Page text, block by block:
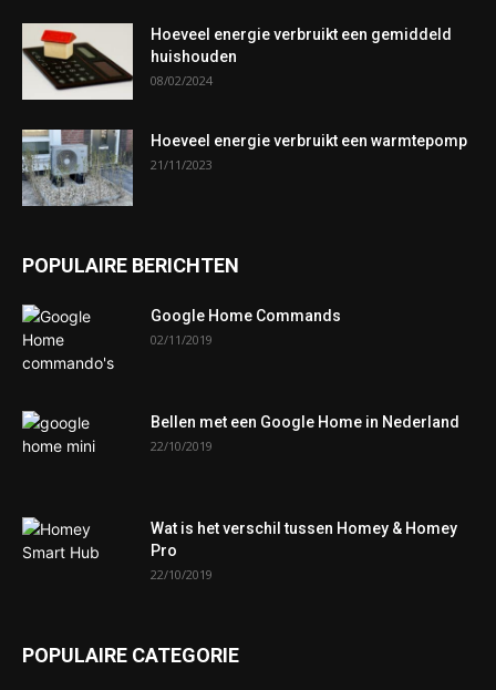
Hoeveel energie verbruikt een gemiddeld
huishouden
08/02/2024
Hoeveel energie verbruikt een warmtepomp
21/11/2023
POPULAIRE BERICHTEN
Google Home Commands
02/11/2019
Bellen met een Google Home in Nederland
22/10/2019
Wat is het verschil tussen Homey & Homey
Pro
22/10/2019
POPULAIRE CATEGORIE